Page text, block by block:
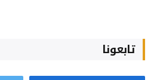
تابعونا